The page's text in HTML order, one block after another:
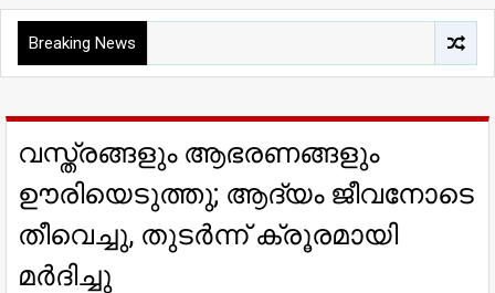
Breaking News
വസ്ത്രങ്ങളും ആഭരണങ്ങളും
ഊരിയെടുത്തു; ആദ്യം ജീവനോടെ
തീവെച്ചു, തുടര്‍ന്ന് ക്രൂരമായി
മര്‍ദിച്ചു